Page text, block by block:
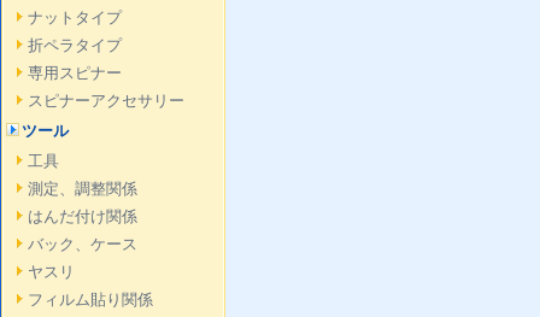
ナットタイプ
折ペラタイプ
専用スピナー
スピナーアクセサリー
ツール
工具
測定、調整関係
はんだ付け関係
バック、ケース
ヤスリ
フィルム貼り関係